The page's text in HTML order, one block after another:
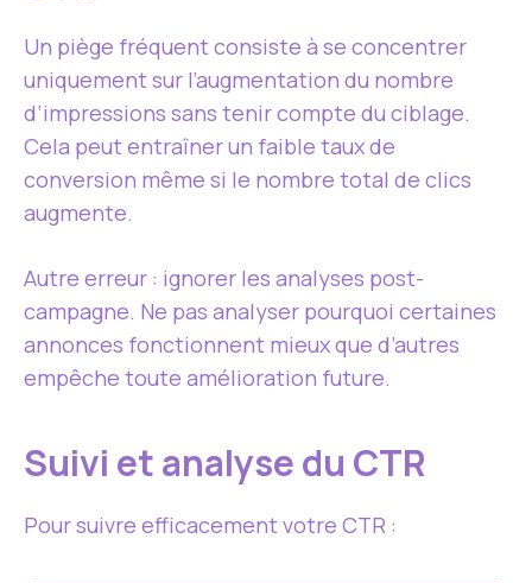
Un piège fréquent consiste à se concentrer
uniquement sur l’augmentation du nombre
d’impressions sans tenir compte du ciblage.
Cela peut entraîner un faible taux de
conversion même si le nombre total de clics
augmente.
Autre erreur : ignorer les analyses post-
campagne. Ne pas analyser pourquoi certaines
annonces fonctionnent mieux que d’autres
empêche toute amélioration future.
Suivi et analyse du CTR
Pour suivre efficacement votre CTR :